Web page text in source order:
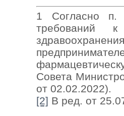
1 Согласно п.
требований
Совета
от 02.02.2022).
[2] В ред. от